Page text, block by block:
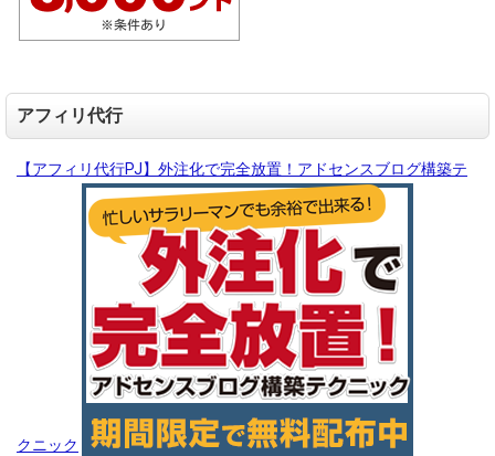
アフィリ代行
【アフィリ代行PJ】外注化で完全放置！アドセンスブログ構築テ
クニック